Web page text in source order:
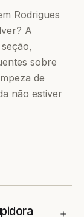
Rodrigues
A
sobre
de
não estiver